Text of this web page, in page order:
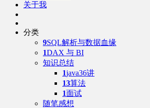
关于我
分类
9SQL解析与数据血缘
1DAX 与 BI
知识总结
1java36讲
13算法
1面试
随笔感想